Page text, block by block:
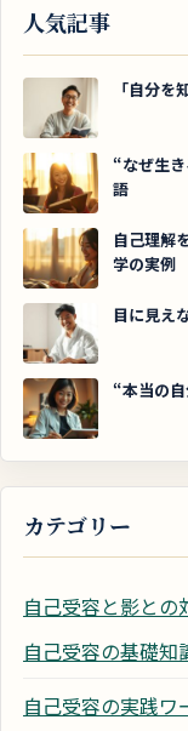
人気記事
「自分
“なぜ生
語
自己理解
学の実例
目に見え
“本当の
カテゴリー
自己受容と影との
自己受容の基礎知
自己受容の実践ワ